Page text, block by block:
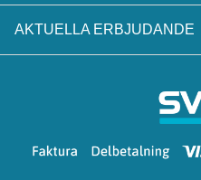
AKTUELLA ERBJUDANDE